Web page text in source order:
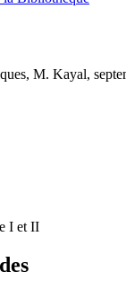
M. Kayal,
I et II